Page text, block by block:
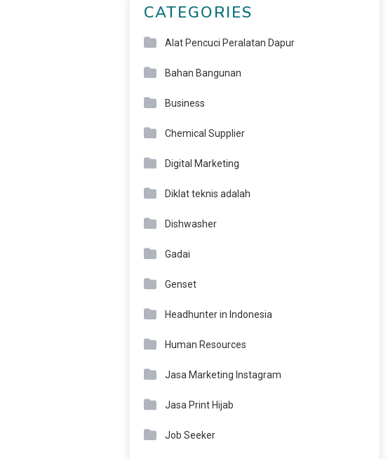
CATEGORIES
Alat Pencuci Peralatan Dapur
Bahan Bangunan
Business
Chemical Supplier
Digital Marketing
Diklat teknis adalah
Dishwasher
Gadai
Genset
Headhunter in Indonesia
Human Resources
Jasa Marketing Instagram
Jasa Print Hijab
Job Seeker